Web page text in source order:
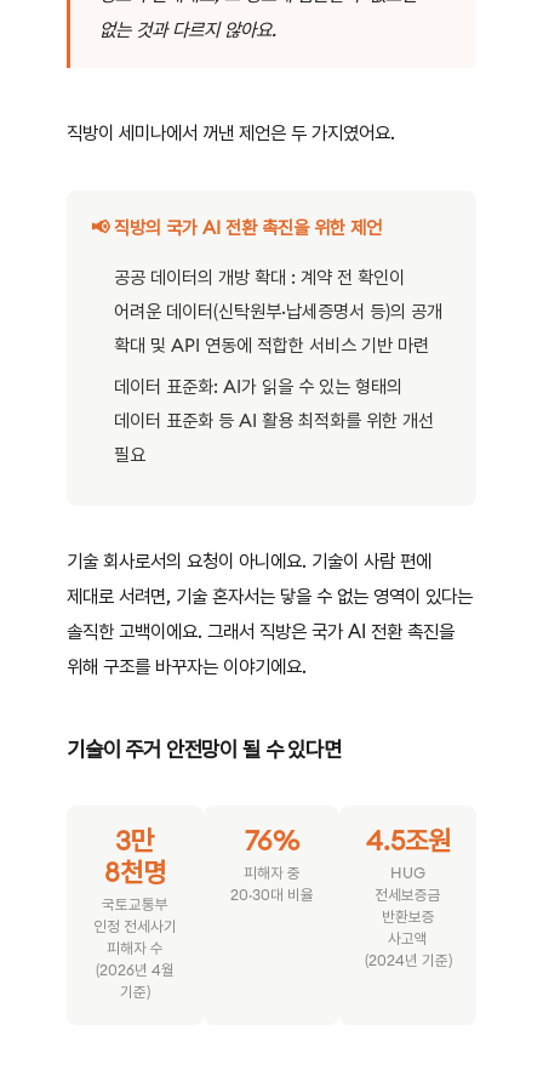
없는 것과 다르지 않아요.
직방이 세미나에서 꺼낸 제언은 두 가지였어요.
📢 직방의 국가 AI 전환 촉진을 위한 제언
공공 데이터의 개방 확대 : 계약 전 확인이
어려운 데이터(신탁원부·납세증명서 등)의 공개
확대 및 API 연동에 적합한 서비스 기반 마련
데이터 표준화: AI가 읽을 수 있는 형태의
데이터 표준화 등 AI 활용 최적화를 위한 개선
필요
기술 회사로서의 요청이 아니에요. 기술이 사람 편에
제대로 서려면, 기술 혼자서는 닿을 수 없는 영역이 있다는
솔직한 고백이에요. 그래서 직방은 국가 AI 전환 촉진을
위해 구조를 바꾸자는 이야기에요.
기술이 주거 안전망이 될 수 있다면
3만
8천명
국토교통부
인정 전세사기
피해자 수
(2026년 4월
기준)
76%
피해자 중
20·30대 비율
4.5조원
HUG
전세보증금
반환보증
사고액
(2024년 기준)